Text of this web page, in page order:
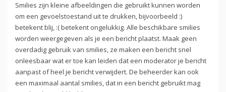
Smilies zijn kleine afbeeldingen die gebruikt kunnen worden
om een gevoelstoestand uit te drukken, bijvoorbeeld :)
betekent blij, :( betekent ongelukkig. Alle beschikbare smilies
worden weergegeven als je een bericht plaatst. Maak geen
overdadig gebruik van smilies, ze maken een bericht snel
onleesbaar wat er toe kan leiden dat een moderator je bericht
aanpast of heel je bericht verwijdert. De beheerder kan ook
een maximaal aantal smilies, dat in een bericht gebruikt mag